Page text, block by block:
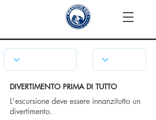
DIVERTIMENTO PRIMA DI TUTTO
L'escursione deve essere innanzitutto un
divertimento.